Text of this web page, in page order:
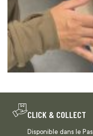
CLICK & COLLECT
Disponible dans le